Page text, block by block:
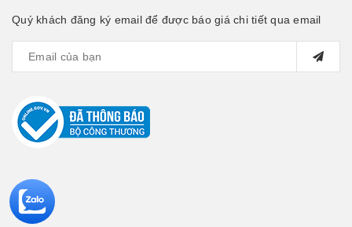
Quý khách đăng ký email để được báo giá chi tiết qua email